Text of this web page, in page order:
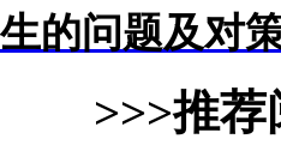
生的问题及对
>>>推荐